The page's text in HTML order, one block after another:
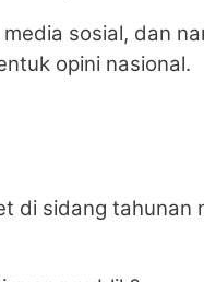
sosial, dan
opini nasional.
di sidang tahunan